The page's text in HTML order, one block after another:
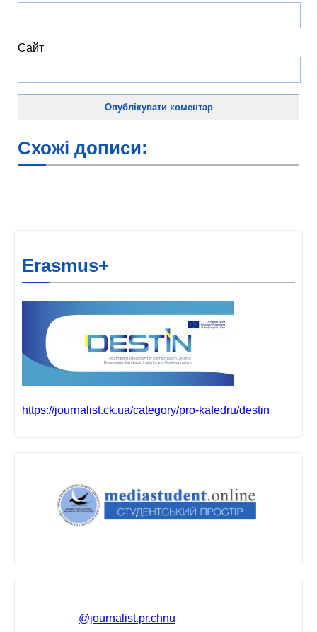
Сайт
Схожі дописи:
Erasmus+
https://journalist.ck.ua/category/pro-kafedru/destin
@journalist.pr.chnu